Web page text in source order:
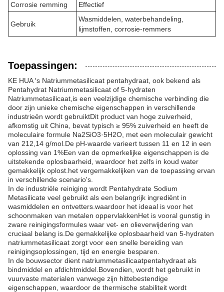
Corrosie remming
Effectief
Gebruik
Wasmiddelen, waterbehandeling,
lijmstoffen, corrosie-remmers
Toepassingen:
KE HUA ′s Natriummetasilicaat pentahydraat, ook bekend als
Pentahydrat Natriummetasilicaat of 5-hydraten
Natriummetasilicaat,is een veelzijdige chemische verbinding die
door zijn unieke chemische eigenschappen in verschillende
industrieën wordt gebruiktDit product van hoge zuiverheid,
afkomstig uit China, bevat typisch ≥ 95% zuiverheid en heeft de
moleculaire formule Na2SiO3·5H2O, met een moleculair gewicht
van 212,14 g/mol.De pH-waarde varieert tussen 11 en 12 in een
oplossing van 1%Een van de opmerkelijke eigenschappen is de
uitstekende oplosbaarheid, waardoor het zelfs in koud water
gemakkelijk oplost.het vergemakkelijken van de toepassing ervan
in verschillende scenario's.
In de industriële reiniging wordt Pentahydrate Sodium
Metasilicate veel gebruikt als een belangrijk ingrediënt in
wasmiddelen en ontvetters.waardoor het ideaal is voor het
schoonmaken van metalen oppervlakkenHet is vooral gunstig in
zware reinigingsformules waar vet- en olieverwijdering van
cruciaal belang is.De gemakkelijke oplosbaarheid van 5-hydraten
natriummetasilicaat zorgt voor een snelle bereiding van
reinigingsoplossingen, tijd en energie besparen.
In de bouwsector dient natriummetasilicaatpentahydraat als
bindmiddel en afdichtmiddel.Bovendien, wordt het gebruikt in
vuurvaste materialen vanwege zijn hittebestendige
eigenschappen, waardoor de thermische stabiliteit wordt